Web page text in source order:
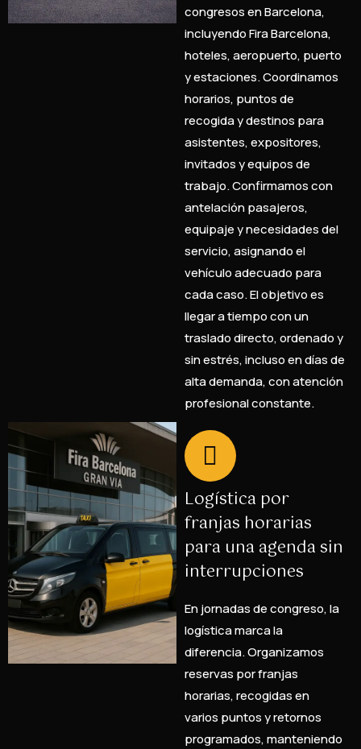
congresos en Barcelona,
incluyendo Fira Barcelona,
hoteles, aeropuerto, puerto
y estaciones. Coordinamos
horarios, puntos de
recogida y destinos para
asistentes, expositores,
invitados y equipos de
trabajo. Confirmamos con
antelación pasajeros,
equipaje y necesidades del
servicio, asignando el
vehículo adecuado para
cada caso. El objetivo es
llegar a tiempo con un
traslado directo, ordenado y
sin estrés, incluso en días de
alta demanda, con atención
profesional constante.
Logística por
franjas horarias
para una agenda sin
interrupciones
En jornadas de congreso, la
logística marca la
diferencia. Organizamos
reservas por franjas
horarias, recogidas en
varios puntos y retornos
programados, manteniendo